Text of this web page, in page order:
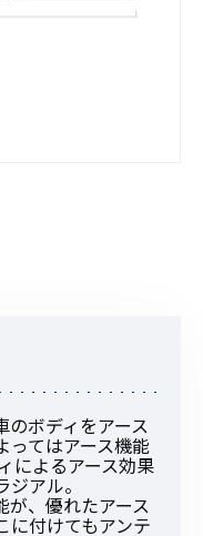
のボディをアース
ってはアース機能
によるアース効果
アル。
が、優れたアース
に付けてもアンテ